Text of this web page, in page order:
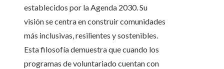
establecidos por la Agenda 2030. Su
visión se centra en construir comunidades
más inclusivas, resilientes y sostenibles.
Esta filosofía demuestra que cuando los
programas de voluntariado cuentan con